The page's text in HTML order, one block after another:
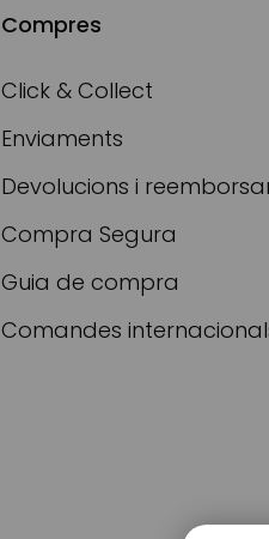
Compres
Click & Collect
Enviaments
Devolucions i
Compra Segura
Guia de compra
Comandes